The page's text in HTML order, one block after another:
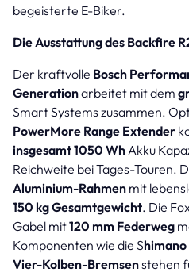
begeisterte E-Biker.
Die Ausstattung des Backfire
Der kraftvolle Bosch
Generationarbeitet mit dem
Smart Systems zusammen.
PowerMore Range Extender
insgesamt 1050 Wh Akku
Reichweite bei Tages-Touren.
Aluminium-Rahmen mit
150 kg Gesamtgewicht. Die
Gabel mit120 mm Federweg
Komponenten wie die S
Vier-Kolben-Bremsenstehen